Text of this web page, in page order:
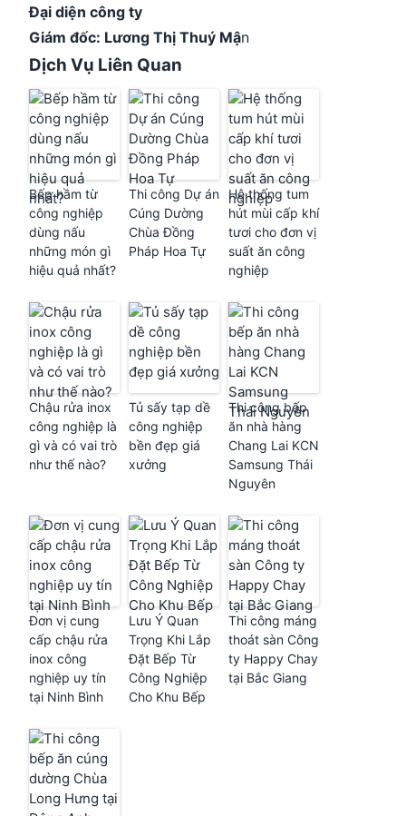
Đại diện công ty
Giám đốc: Lương Thị Thuý Mận
Dịch Vụ Liên Quan
Bếp hầm từ
công nghiệp
dùng nấu
những món gì
hiệu quả nhất?
Thi công Dự án
Cúng Dường
Chùa Đồng
Pháp Hoa Tự
Hệ thống tum
hút mùi cấp khí
tươi cho đơn vị
suất ăn công
nghiệp
Chậu rửa inox
công nghiệp là
gì và có vai trò
như thế nào?
Tủ sấy tạp dề
công nghiệp
bền đẹp giá
xưởng
Thi công bếp
ăn nhà hàng
Chang Lai KCN
Samsung Thái
Nguyên
Đơn vị cung
cấp chậu rửa
inox công
nghiệp uy tín
tại Ninh Bình
Lưu Ý Quan
Trọng Khi Lắp
Đặt Bếp Từ
Công Nghiệp
Cho Khu Bếp
Thi công máng
thoát sàn Công
ty Happy Chay
tại Bắc Giang